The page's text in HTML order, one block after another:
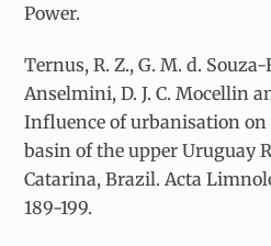
Power.
Ternus, R. Z., G. M. d.
Anselmini, D. J. C. Mocellin
Influence of urbanisation
basin of the upper Uruguay
Catarina, Brazil. Acta
189-199.